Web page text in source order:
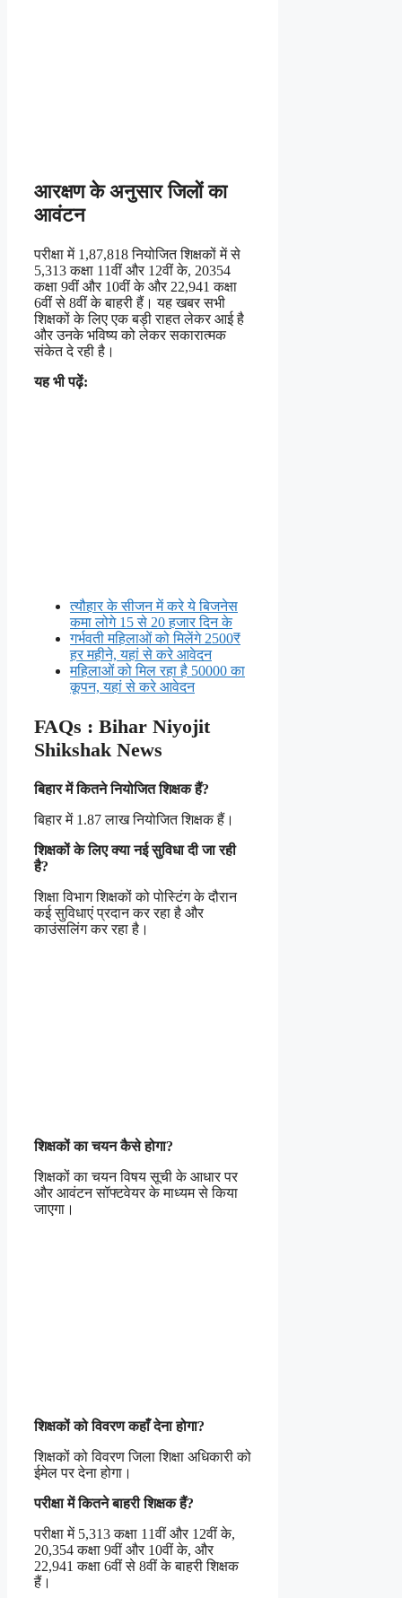
आरक्षण के अनुसार जिलों का
आवंटन
परीक्षा में 1,87,818 नियोजित शिक्षकों में से
5,313 कक्षा 11वीं और 12वीं के, 20354
कक्षा 9वीं और 10वीं के और 22,941 कक्षा
6वीं से 8वीं के बाहरी हैं। यह खबर सभी
शिक्षकों के लिए एक बड़ी राहत लेकर आई है
और उनके भविष्य को लेकर सकारात्मक
संकेत दे रही है।
यह भी पढ़ें:
त्यौहार के सीजन में करे ये बिजनेस
कमा लोगे 15 से 20 हजार दिन के
गर्भवती महिलाओं को मिलेंगे 2500₹
हर महीने, यहां से करे आवेदन
महिलाओं को मिल रहा है 50000 का
कूपन, यहां से करे आवेदन
FAQs : Bihar Niyojit
Shikshak News
बिहार में कितने नियोजित शिक्षक हैं?
बिहार में 1.87 लाख नियोजित शिक्षक हैं।
शिक्षकों के लिए क्या नई सुविधा दी जा रही
है?
शिक्षा विभाग शिक्षकों को पोस्टिंग के दौरान
कई सुविधाएं प्रदान कर रहा है और
काउंसलिंग कर रहा है।
शिक्षकों का चयन कैसे होगा?
शिक्षकों का चयन विषय सूची के आधार पर
और आवंटन सॉफ्टवेयर के माध्यम से किया
जाएगा।
शिक्षकों को विवरण कहाँ देना होगा?
शिक्षकों को विवरण जिला शिक्षा अधिकारी को
ईमेल पर देना होगा।
परीक्षा में कितने बाहरी शिक्षक हैं?
परीक्षा में 5,313 कक्षा 11वीं और 12वीं के,
20,354 कक्षा 9वीं और 10वीं के, और
22,941 कक्षा 6वीं से 8वीं के बाहरी शिक्षक
हैं।